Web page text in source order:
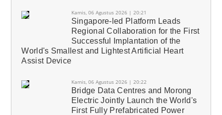
Kamis, 06 Agustus 2026 | 20:21
Singapore-led Platform Leads
Regional Collaboration for the First
Successful Implantation of the
World's Smallest and Lightest Artificial Heart
Assist Device
Kamis, 06 Agustus 2026 | 20:22
Bridge Data Centres and Morong
Electric Jointly Launch the World's
First Fully Prefabricated Power